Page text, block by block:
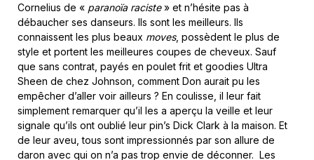
Cornelius de « paranoïa raciste» et n’hésite pas à
débaucher ses danseurs. Ils sont les meilleurs. Ils
connaissent les plus beaux moves, possèdent le plus de
style et portent les meilleures coupes de cheveux. Sauf
que sans contrat, payés en poulet frit et goodies Ultra
Sheen de chez Johnson, comment Don aurait pu les
empêcher d’aller voir ailleurs ? En coulisse, il leur fait
simplement remarquer qu’il les a aperçu la veille et leur
signale qu’ils ont oublié leur pin’s Dick Clark à la maison. Et
de leur aveu, tous sont impressionnés par son allure de
daron avec qui on n’a pas trop envie de déconner. Les